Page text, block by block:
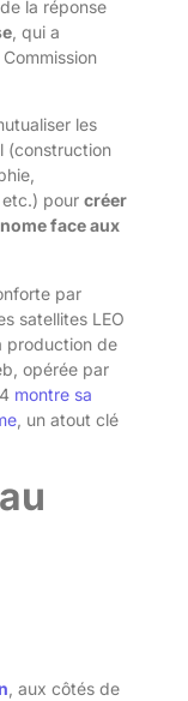
la réponse
, qui a
les
(construction
pour créer
face aux
par
satellites LEO
production de
opérée par
montre sa
, un atout clé
, aux côtés de